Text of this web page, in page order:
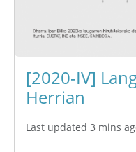
[2020-IV]
Herrian
Last updated 3 mins